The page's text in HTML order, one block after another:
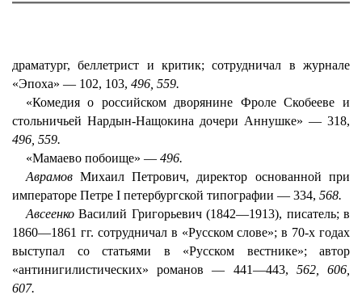
драматург, беллетрист и критик; сотрудничал в журнале
«Эпоха» — 102, 103, 496, 559.
«Комедия о российском дворянине Фроле Скобееве и
стольничьей Нардын-Нащокина дочери Аннушке» — 318,
496, 559.
«Мамаево побоище» — 496.
Аврамов Михаил Петрович, директор основанной при
императоре Петре I петербургской типографии — 334, 568.
АвсеенкоВасилий Григорьевич (1842—1913), писатель; в
1860—1861 гг. сотрудничал в «Русском слове»; в 70-х годах
выступал со статьями в «Русском вестнике»; автор
«антинигилистических» романов — 441—443, 562, 606,
607.